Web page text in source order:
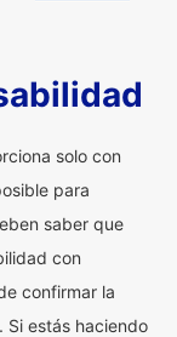
solo con
para
saber que
con
confirmar la
Si estás haciendo